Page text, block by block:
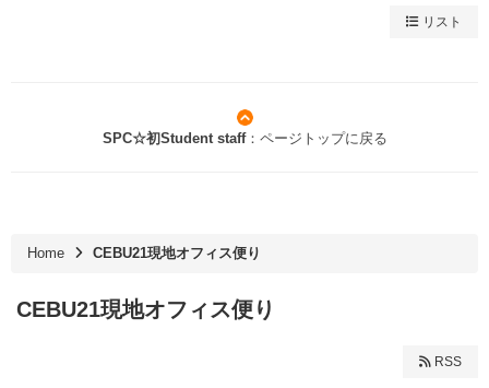
リスト
SPC☆初Student staff：ページトップに戻る
Home CEBU21現地オフィス便り
CEBU21現地オフィス便り
RSS